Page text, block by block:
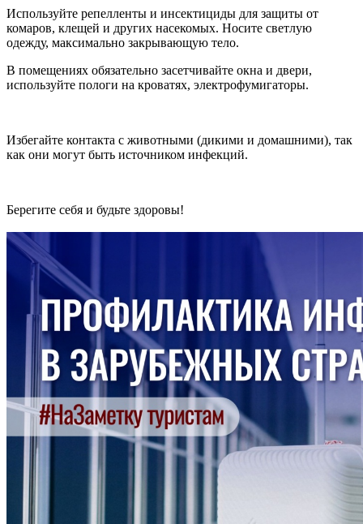
Используйте репелленты и инсектициды для защиты от
комаров, клещей и других насекомых. Носите светлую
одежду, максимально закрывающую тело.
В помещениях обязательно засетчивайте окна и двери,
используйте пологи на кроватях, электрофумигаторы.
Избегайте контакта с животными (дикими и домашними), так
как они могут быть источником инфекций.
Берегите себя и будьте здоровы!